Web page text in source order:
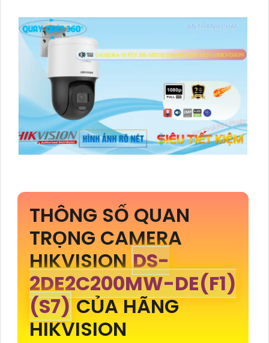
THÔNG SỐ QUAN
TRỌNG CAMERA
HIKVISIONDS-
2DE2C200MW-DE(F1)
(S7)CỦA HÃNG
HIKVISION